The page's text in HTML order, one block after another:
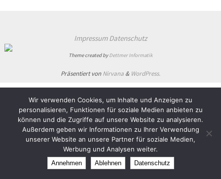
Impressum Datenschutz
Theme created byDettmer Informatik
Präsentiert vonNirvana & WordPress.
Wir verwenden Cookies, um Inhalte und Anzeigen zu
personalisieren, Funktionen für soziale Medien anbieten zu
können und die Zugriffe auf unsere Website zu analysieren.
Außerdem geben wir Informationen zu Ihrer Verwendung
unserer Website an unsere Partner für soziale Medien,
Werbung und Analysen weiter.
Annehmen Ablehnen Datenschutz